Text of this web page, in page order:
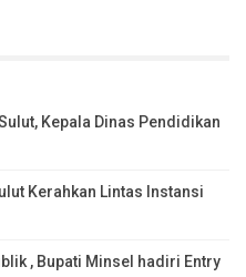
Kepala Dinas Pendidikan
Kerahkan Lintas Instansi
, Bupati Minsel hadiri Entry